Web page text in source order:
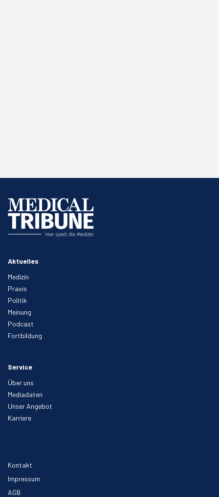
Aktuelles
Medizin
Praxis
Politik
Meinung
Podcast
Fortbildung
Service
Über uns
Mediadaten
Unser Angebot
Karriere
Kontakt
Impressum
AGB